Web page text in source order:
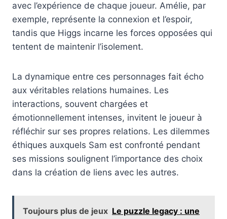
avec l’expérience de chaque joueur. Amélie, par
exemple, représente la connexion et l’espoir,
tandis que Higgs incarne les forces opposées qui
tentent de maintenir l’isolement.
La dynamique entre ces personnages fait écho
aux véritables relations humaines. Les
interactions, souvent chargées et
émotionnellement intenses, invitent le joueur à
réfléchir sur ses propres relations. Les dilemmes
éthiques auxquels Sam est confronté pendant
ses missions soulignent l’importance des choix
dans la création de liens avec les autres.
Toujours plus de jeux Le puzzle legacy : une